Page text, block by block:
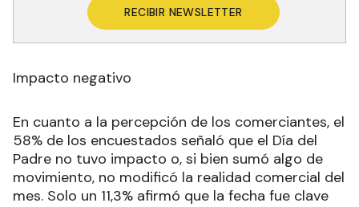
RECIBIR NEWSLETTER
Impacto negativo
En cuanto a la percepción de los comerciantes, el
58% de los encuestados señaló que el Día del
Padre no tuvo impacto o, si bien sumó algo de
movimiento, no modificó la realidad comercial del
mes. Solo un 11,3% afirmó que la fecha fue clave